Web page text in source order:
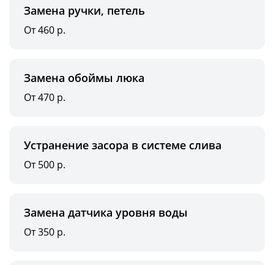
Замена ручки, петель
От 460 р.
Замена обоймы люка
От 470 р.
Устранение засора в системе слива
От 500 р.
Замена датчика уровня воды
От 350 р.